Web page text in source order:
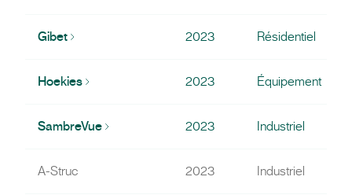
Gibet 2023 Résidentiel
Hoekies 2023 Équipement
SambreVue 2023 Industriel
A-Struc 2023 Industriel